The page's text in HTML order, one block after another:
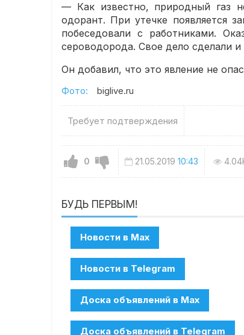
— Как известно, природный газ
одорант. При утечке появляется
побеседовали с работниками.
сероводорода. Свое дело сделали
Он добавил, что это явление не
Фото: biglive.ru
Требует подтверждения
0 21.05.2019 10:43
БУДЬ ПЕРВЫМ!